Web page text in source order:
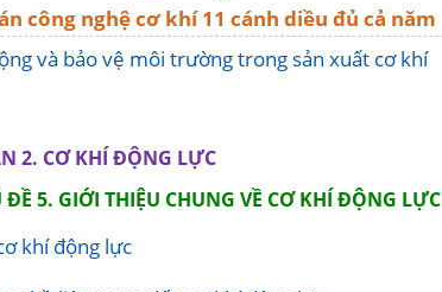
công nghệ cơ khí 11 cánh diều đủ cả năm
và bảo vệ môi trường trong sản xuất cơ khí
2. CƠ KHÍ ĐỘNG LỰC
5. GIỚI THIỆU CHUNG VỀ CƠ KHÍ ĐỘNG LỰC
khí động lực